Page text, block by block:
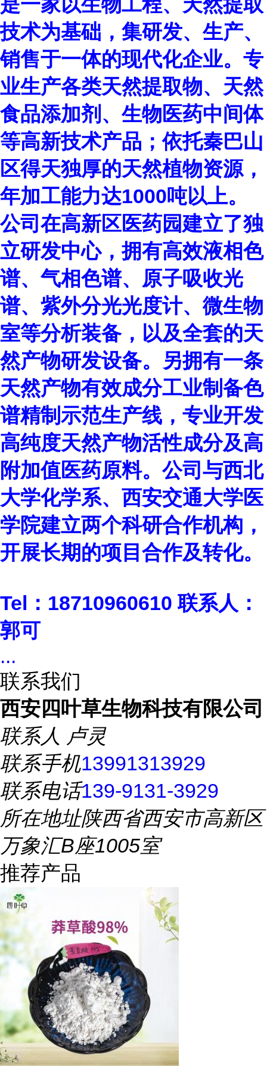
技术为基础，集研发、生产、
销售于一体的现代化企业。专
业生产各类天然提取物、天然
食品添加剂、生物医药中间体
等高新技术产品；依托秦巴山
区得天独厚的天然植物资源，
年加工能力达1000吨以上。
公司在高新区医药园建立了独
立研发中心，拥有高效液相色
谱、气相色谱、原子吸收光
谱、紫外分光光度计、微生物
室等分析装备，以及全套的天
然产物研发设备。另拥有一条
天然产物有效成分工业制备色
谱精制示范生产线，专业开发
高纯度天然产物活性成分及高
附加值医药原料。公司与西北
大学化学系、西安交通大学医
学院建立两个科研合作机构，
开展长期的项目合作及转化。
Tel ：18710960610 联系人：
郭可
...
联系我们
西安四叶草生物科技有限公司
联系人 卢灵
联系手机13991313929
联系电话139-9131-3929
所在地址陕西省西安市高新区
万象汇B座1005室
推荐产品